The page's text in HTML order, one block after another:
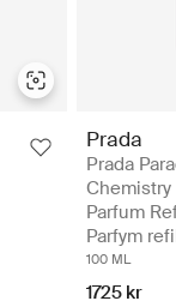
Prada
Prada
Chemistry
Parfum
Parfym
100 ML
1725 kr